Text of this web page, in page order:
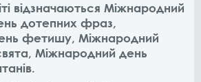
відзначаються Міжнародний
дотепних фраз,
фетишу, Міжнародний
Міжнародний день